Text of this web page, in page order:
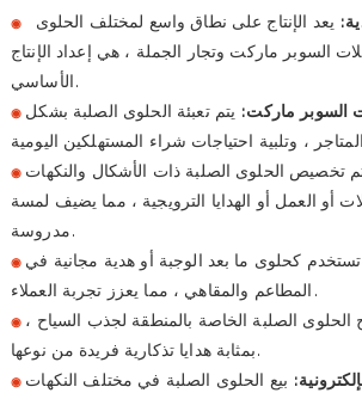
◉
يعد الإنتاج على نطاق واسع لمختلف الحلوى
السوبر ماركت وتجار الجملة ، هي إعداد الإنتاج
الأساسي.
◉ السوبر ماركت: يتم تعبئة الحلوى الصلبة بشكل
◉ تخصيص الحلوى الصلبة ذات الأشكال والنكهات
أو العمل أو الهدايا الترويجية ، مما يضيف لمسة
مدروسة.
◉ تستخدم كحلوى ما بعد الوجبة أو هدية مجانية في
المطاعم والمقاهي ، مما يعزز تجربة العملاء.
◉ الحلوى الصلبة الخاصة بالمنطقة لجذب السياح ،
بمثابة هدايا تذكارية فريدة من نوعها.
◉ بيع الحلوى الصلبة في مختلف النكهات